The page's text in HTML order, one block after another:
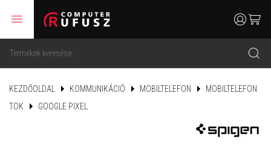
menu
search
usercart
KEZDŐOLDAL KOMMUNIKÁCIÓ MOBILTELEFON
MOBILTELEFON
TOK
GOOGLE PIXEL